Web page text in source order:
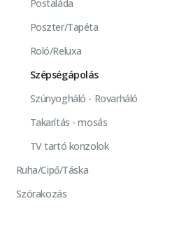
Postaláda
Poszter/Tapéta
Roló/Reluxa
Szépségápolás
Szúnyogháló - Rovarháló
Takarítás - mosás
TV tartó konzolok
Ruha/Cipő/Táska
Szórakozás